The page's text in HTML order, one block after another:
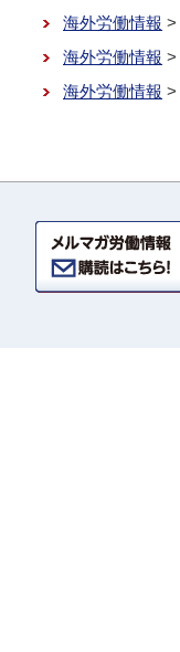
海外労働情報 >
海外労働情報 >
海外労働情報 >